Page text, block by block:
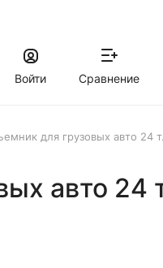
Войти
Сравнение
для грузовых авто 24
авто 24